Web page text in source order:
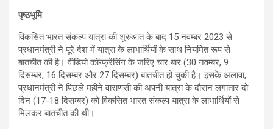
पृष्ठभूमि
विकसित भारत संकल्प यात्रा की शुरुआत के बाद 15 नवम्बर 2023 से
प्रधानमंत्री ने पूरे देश में यात्रा के लाभार्थियों के साथ नियमित रूप से
बातचीत की है। वीडियो कॉन्फ्रेंसिंग के जरिए चार बार (30 नवम्बर, 9
दिसम्बर, 16 दिसम्बर और 27 दिसम्बर) बातचीत हो चुकी है। इसके अलावा,
प्रधानमंत्री ने पिछले महीने वाराणसी की अपनी यात्रा के दौरान लगातार दो
दिन (17-18 दिसम्बर) को विकसित भारत संकल्प यात्रा के लाभार्थियों से
मिलकर बातचीत की थी।